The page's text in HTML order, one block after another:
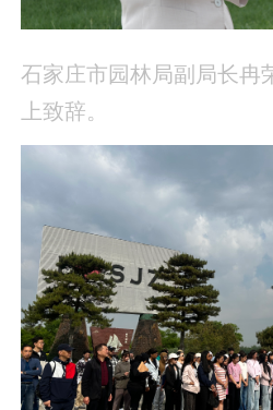
石家庄市园林局副局长冉
上致辞。